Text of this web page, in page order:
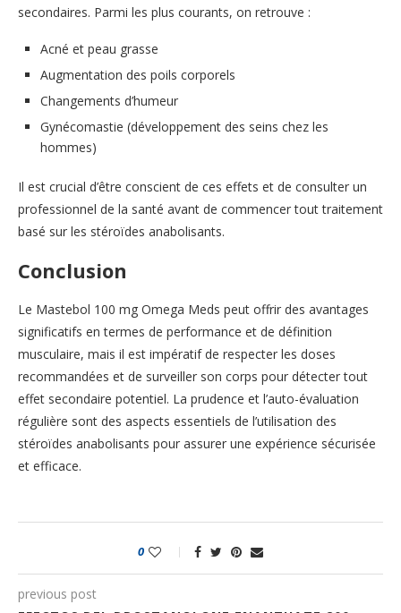
secondaires. Parmi les plus courants, on retrouve :
Acné et peau grasse
Augmentation des poils corporels
Changements d’humeur
Gynécomastie (développement des seins chez les
hommes)
Il est crucial d’être conscient de ces effets et de consulter un
professionnel de la santé avant de commencer tout traitement
basé sur les stéroïdes anabolisants.
Conclusion
Le Mastebol 100 mg Omega Meds peut offrir des avantages
significatifs en termes de performance et de définition
musculaire, mais il est impératif de respecter les doses
recommandées et de surveiller son corps pour détecter tout
effet secondaire potentiel. La prudence et l’auto-évaluation
régulière sont des aspects essentiels de l’utilisation des
stéroïdes anabolisants pour assurer une expérience sécurisée
et efficace.
0
previous post